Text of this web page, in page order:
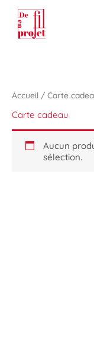
contenu
Accueil / Carte
Carte cadeau
Aucun
sélection.